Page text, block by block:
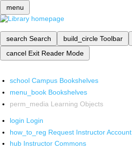
menu
search Search build_circle Toolbar
cancel Exit Reader Mode
school Campus Bookshelves
menu_book Bookshelves
perm_media Learning Objects
login Login
how_to_reg Request Instructor Account
hub Instructor Commons